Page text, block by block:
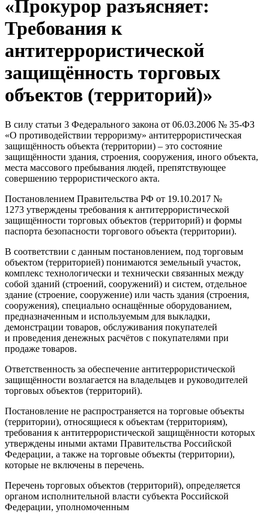
«Прокурор разъясняет:
Требования к
антитеррористической
защищённость торговых
объектов (территорий)»
В силу статьи 3 Федерального закона от 06.03.2006 № 35-ФЗ
«О противодействии терроризму» антитеррористическая
защищённость объекта (территории) – это состояние
защищённости здания, строения, сооружения, иного объекта,
места массового пребывания людей, препятствующее
совершению террористического акта.
Постановлением Правительства РФ от 19.10.2017 №
1273 утверждены требования к антитеррористической
защищённости торговых объектов (территорий) и формы
паспорта безопасности торгового объекта (территории).
В соответствии с данным постановлением, под торговым
объектом (территорией) понимаются земельный участок,
комплекс технологически и технически связанных между
собой зданий (строений, сооружений) и систем, отдельное
здание (строение, сооружение) или часть здания (строения,
сооружения), специально оснащённые оборудованием,
предназначенным и используемым для выкладки,
демонстрации товаров, обслуживания покупателей
и проведения денежных расчётов с покупателями при
продаже товаров.
Ответственность за обеспечение антитеррористической
защищённости возлагается на владельцев и руководителей
торговых объектов (территорий).
Постановление не распространяется на торговые объекты
(территории), относящиеся к объектам (территориям),
требования к антитеррористической защищённости которых
утверждены иными актами Правительства Российской
Федерации, а также на торговые объекты (территории),
которые не включены в перечень.
Перечень торговых объектов (территорий), определяется
органом исполнительной власти субъекта Российской
Федерации, уполномоченным